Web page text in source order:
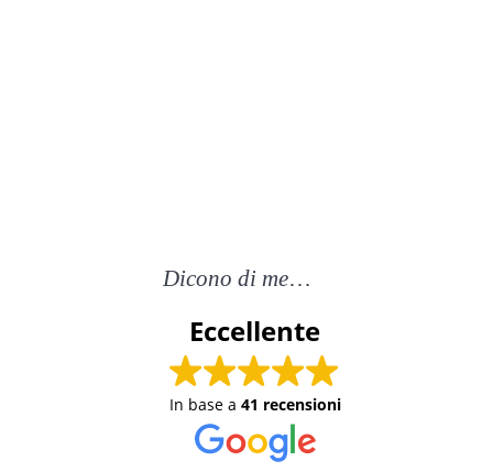
Dicono di me…
Eccellente
In base a 41 recensioni